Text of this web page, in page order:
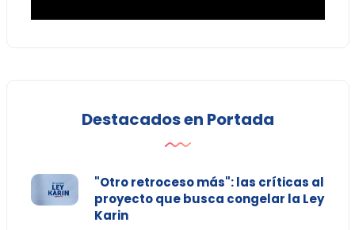
Destacados en Portada
"Otro retroceso más": las críticas al
proyecto que busca congelar la Ley
Karin